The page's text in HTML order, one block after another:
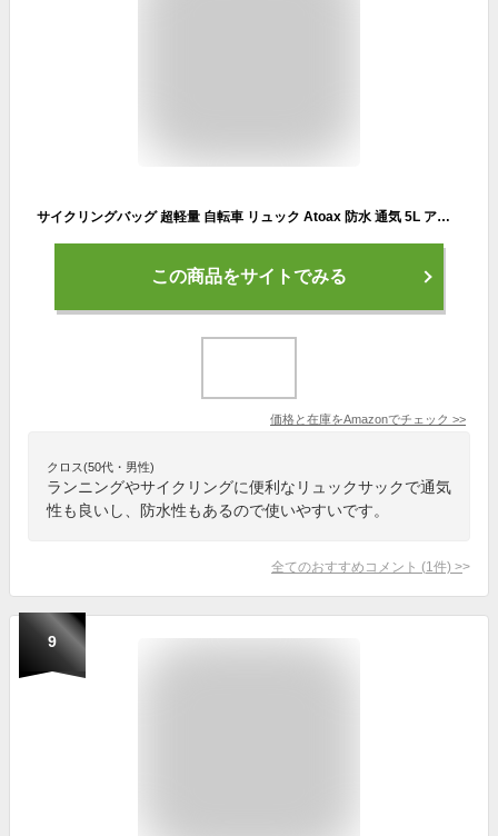
サイクリングバッグ 超軽量 自転車 リュック Atoax 防水 通気 5L アウトドア 登山 自転車バッグ ジョギング ランニング バッグ 男女兼用 3色選択 【一年間品質保証】
この商品をサイトでみる
価格と在庫をAmazonでチェック >>
クロス(50代・男性)
ランニングやサイクリングに便利なリュックサックで通気
性も良いし、防水性もあるので使いやすいです。
全てのおすすめコメント (1 件) >
9